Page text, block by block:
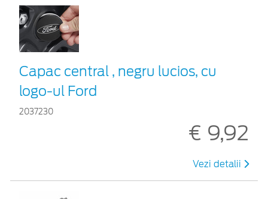
Capac central , negru lucios, cu
logo-ul Ford
2037230
€ 9,92
Vezi detalii